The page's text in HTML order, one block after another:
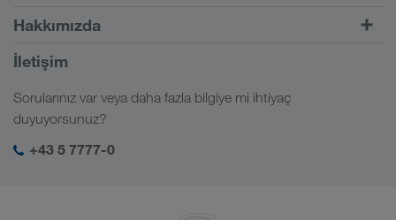
CONNECT müşteri portalı
Dijital çözümler
LKW WALTER girişim
Avrupa
Kafkas
Orta Asya
Orta Doğu
Kuzey Afrika
Hakkımızda
Şirket bilgileri
Sosyal sorumluluk
İletişim
Sorularınız var veya daha fazla bilgiye mi ihtiyaç
duyuyorsunuz?
+43 5 7777-0